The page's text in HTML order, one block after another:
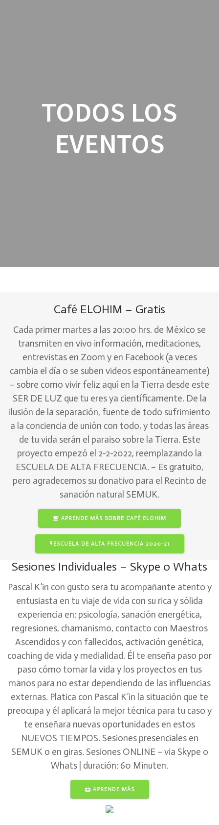
TODOS LOS
EVENTOS
Café ELOHIM – Gratis
Cada primer martes a las 20:00 hrs. de México se
transmiten en vivo información, meditaciones,
entrevistas en Zoom y en Facebook (a veces
cambia el día o se suben videos espontáneamente)
– sobre como vivir feliz aquí en la Tierra desde este
SER DE LUZ que tu eres ya científicamente. De la
ilusión de la separación, fuente de todo sufrimiento
a la conciencia de unión con todo, y todas las áreas
de tu vida serán el paraiso sobre la Tierra. Este
proyecto empezó el 2-2-2022, reemplazando la
ESCUELA DE ALTA FRECUENCIA. – Es gratuito,
pero agradecemos su donativo para el Recinto de
sanación natural SEMUK.
APRENDE MÁS SOBRE CAFÉ ELOHIM
ESCUELA DE ALTA FRECUENCIA 2020-21
Sesiones Individuales – Skype o Whats
Pascal K’in con gusto sera tu acompañante atento y
entusiasta en tu viaje de vida con su rica y sólida
experiencia en: psicología, sanación energética,
regresiones, chamanismo, contacto con Maestros
Ascendidos y con fallecidos, activación genética,
coaching de vida y medialidad. Él te enseña paso por
paso cómo tomar la vida y los proyectos en tus
manos para no estar dependiendo de las influencias
externas. Platica con Pascal K’in la situación que te
preocupa y él aplicará la mejor técnica para tu caso y
te enseñara nuevas oportunidades en estos
NUEVOS TIEMPOS. Sesiones presenciales en
SEMUK o en giras. Sesiones ONLINE – via Skype o
Whats | duración: 60 Minuten.
APRENDE MÁS